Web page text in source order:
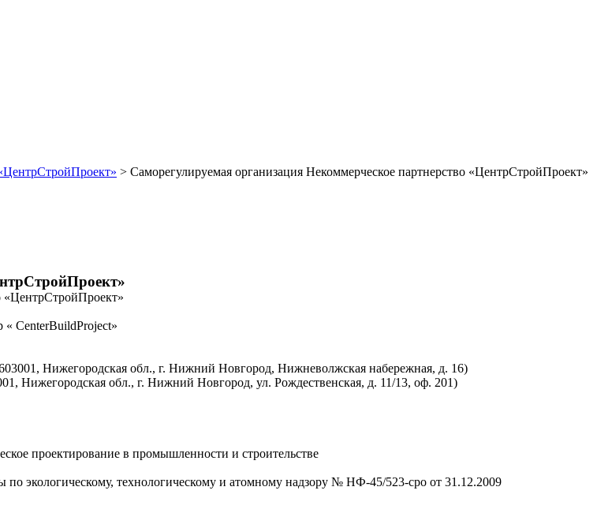
> Саморегулируемая организация Некоммерческое партнерство «ЦентрСтройПроект»
«ЦентрСтройПроект»
« CenterBuildProject»
Нижегородская обл., г. Нижний Новгород, Нижневолжская набережная, д. 16)
Нижегородская обл., г. Нижний Новгород, ул. Рождественская, д. 11/13, оф. 201)
проектирование в промышленности и строительстве
экологическому, технологическому и атомному надзору № НФ-45/523-сро от 31.12.2009